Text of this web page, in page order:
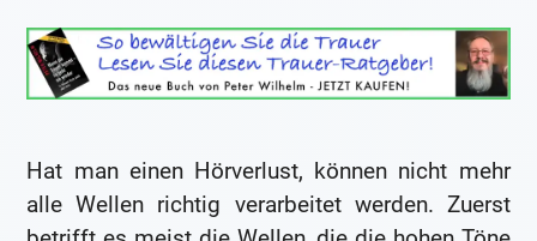
Hat man einen Hörverlust, können nicht mehr
alle Wellen richtig verarbeitet werden. Zuerst